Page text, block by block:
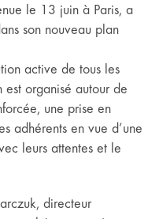
le 13 juin à Paris, a
son nouveau plan
active de tous les
organisé autour de
une prise en
adhérents en vue d’une
leurs attentes et le
directeur